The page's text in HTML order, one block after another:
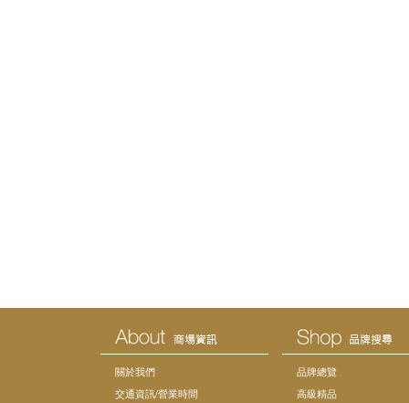
關於我們
交通資訊/營業時間
品牌總覽
高級精品